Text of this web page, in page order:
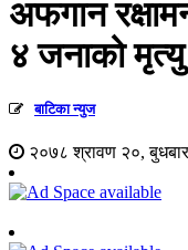
अफगान
४ जनाको मृत्यु
बाटिका न्युज
२०७८ श्रावण २०,